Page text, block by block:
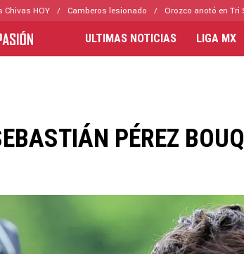
Chivas HOY Camberos lesionado Orozco anotó en Tri
ULTIMAS NOTICIAS LIGA MX
PÉREZ